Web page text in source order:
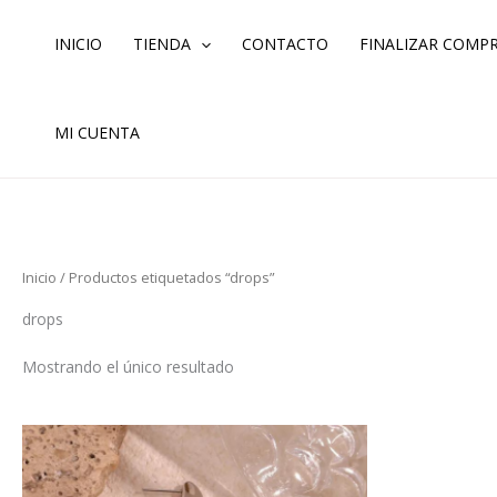
INICIO TIENDA CONTACTO FINALIZAR
MI CUENTA
Inicio / Productos etiquetados “drops”
drops
Mostrando el único resultado
Este
producto